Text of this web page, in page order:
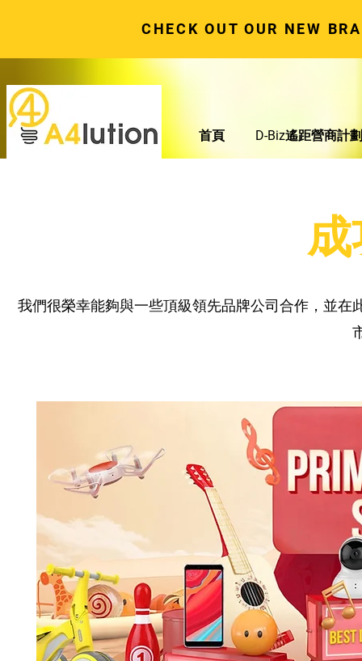
CHECK OUT OUR NEW
首頁 D-Biz遙距營商計劃
我們很榮幸能夠與一些頂級領先品牌公司合作，並